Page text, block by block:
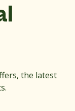
the latest